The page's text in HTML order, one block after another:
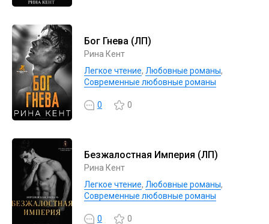
Бог Гнева (ЛП)
Рина Кент
Легкое чтение, Любовные романы,
Современные любовные романы
0 0
Безжалостная Империя (ЛП)
Рина Кент
Легкое чтение, Любовные романы,
Современные любовные романы
0 0